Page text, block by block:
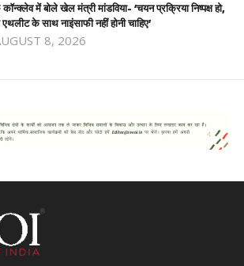
में बोले खेल मंत्री मांडविया- ‘चयन प्रक्रिया निष्पक्ष हो,
के साथ नाइंसाफी नहीं होनी चाहिए’
8, 2026